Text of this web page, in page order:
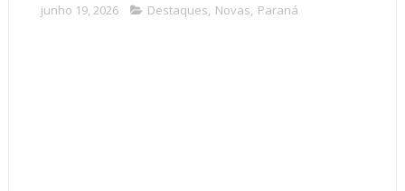
junho 19, 2026 Destaques, Novas, Paraná